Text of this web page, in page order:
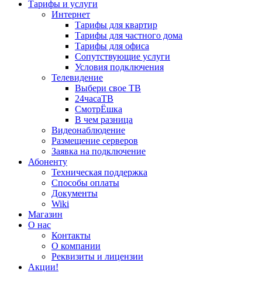
Тарифы и услуги
Интернет
Тарифы для квартир
Тарифы для частного дома
Тарифы для офиса
Сопутствующие услуги
Условия подключения
Телевидение
Выбери свое ТВ
24часаТВ
СмотрЁшка
В чем разница
Видеонаблюдение
Размещение серверов
Заявка на подключение
Абоненту
Техническая поддержка
Способы оплаты
Документы
Wiki
Магазин
О нас
Контакты
О компании
Реквизиты и лицензии
Акции!